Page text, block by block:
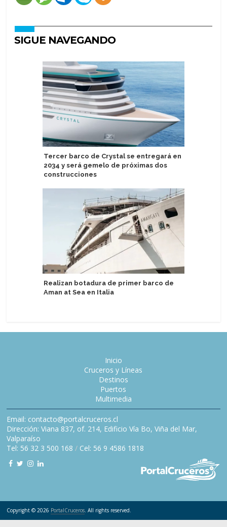
SIGUE NAVEGANDO
Tercer barco de Crystal se entregará en
2034 y será gemelo de próximas dos
construcciones
Realizan botadura de primer barco de
Aman at Sea en Italia
Inicio
Cruceros y Líneas
Destinos
Puertos
Multimedia
Email: contacto@portalcruceros.cl
Dirección: Viana 837, of. 214, Edificio Vía Bo, Viña del Mar,
Valparaíso
Tel: 56 32 3 500 168 / Cel: 56 9 4586 1818
Copyright © 2026 PortalCruceros. All rights reserved.